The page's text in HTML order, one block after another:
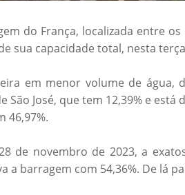
do França, localizada entre
sua capacidade total, nesta
em menor volume de água,
São José, que tem 12,39% e
46,97%.
de novembro de 2023, a
a barragem com 54,36%. De lá